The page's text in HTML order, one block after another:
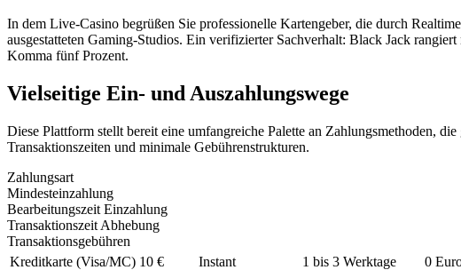
In dem Live-Casino begrüßen Sie professionelle Kartengeber, die durch
ausgestatteten Gaming-Studios. Ein verifizierter Sachverhalt: Black Jack
Komma fünf Prozent.
Vielseitige Ein- und Auszahlungswege
Diese Plattform stellt bereit eine umfangreiche Palette an Zahlungsmethoden,
Transaktionszeiten und minimale Gebührenstrukturen.
Zahlungsart
Mindesteinzahlung
Bearbeitungszeit Einzahlung
Transaktionszeit Abhebung
Transaktionsgebühren
Kreditkarte (Visa/MC) 10 € Instant 1 bis 3 Werktage
0